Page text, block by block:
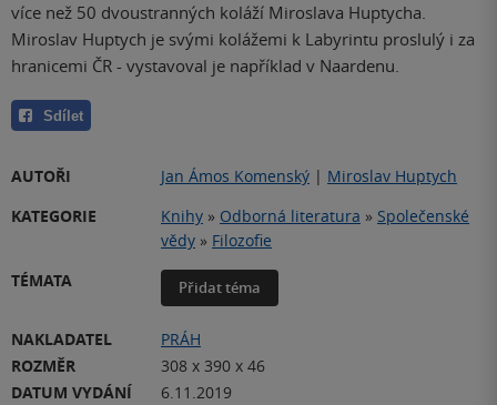
více než 50 dvoustranných koláží Miroslava Huptycha.
Miroslav Huptych je svými kolážemi k Labyrintu proslulý i za
hranicemi ČR - vystavoval je například v Naardenu.
Sdílet
AUTOŘI Jan Ámos Komenský | Miroslav Huptych
KATEGORIE
Knihy » Odborná literatura » Společenské
vědy » Filozofie
TÉMATA
Přidat téma
NAKLADATEL
PRÁH
ROZMĚR
308 x 390 x 46
DATUM VYDÁNÍ
6.11.2019